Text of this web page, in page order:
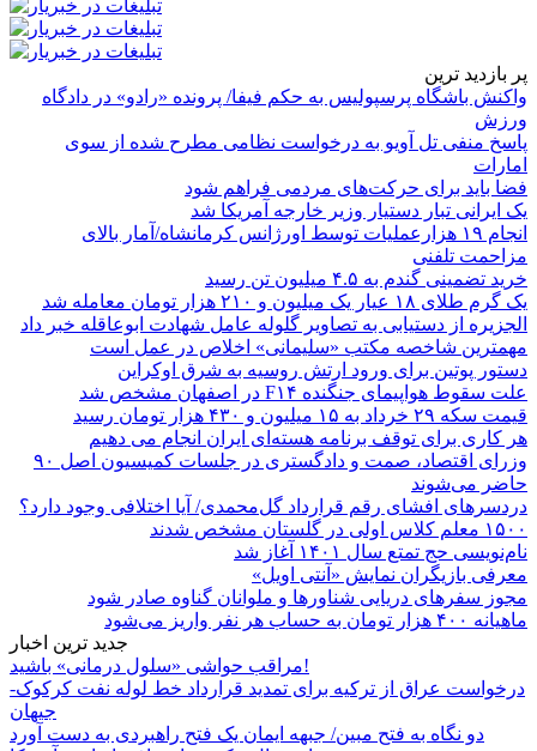
پر بازدید ترین
واکنش باشگاه پرسپولیس به حکم فیفا/ پرونده «رادو» در دادگاه
ورزش
پاسخ منفی تل آویو به درخواست نظامی مطرح شده از سوی
امارات
فضا باید برای حرکت‌های مردمی فراهم شود
یک ایرانی تبار دستیار وزیر خارجه آمریکا شد
انجام ۱۹ هزارعملیات توسط اورژانس کرمانشاه/آمار بالای
مزاحمت تلفنی
خرید تضمینی گندم به ۴.۵ میلیون تن رسید
یک گرم طلای ۱۸ عیار یک میلیون و ۲۱۰ هزار تومان معامله شد
الجزیره از دستیابی به تصاویر گلوله عامل شهادت ابوعاقله خبر داد
مهمترین شاخصه مکتب «سلیمانی» اخلاص در عمل است
دستور پوتین برای ورود ارتش روسیه به شرق اوکراین
علت سقوط هواپیمای جنگنده F۱۴ در اصفهان مشخص شد
قیمت سکه ۲۹ خرداد به ۱۵ میلیون و ۴۳۰ هزار تومان رسید
هر کاری برای توقف برنامه هسته‌ای ایران انجام می دهیم
وزرای اقتصاد، صمت و دادگستری در جلسات کمیسیون اصل ۹۰
حاضر می‌شوند
دردسرهای افشای رقم قرارداد گل‌محمدی/ آیا اختلافی وجود دارد؟
۱۵۰۰ معلم کلاس اولی در گلستان مشخص شدند
نام‌نویسی حج تمتع سال ۱۴۰۱ آغاز شد
معرفی بازیگران نمایش «آنتی اویل»
مجوز سفرهای دریایی شناورها و ملوانان گناوه صادر شود
ماهیانه ۴۰۰ هزار تومان به حساب هر نفر واریز می‌شود
جدید ترین اخبار
مراقب حواشی «سلول درمانی» باشید!
درخواست عراق از ترکیه برای تمدید قرارداد خط لوله نفت کرکوک-
جیهان
دو نگاه به فتح مبین/ جبهه ایمان یک فتح راهبردی به دست آورد